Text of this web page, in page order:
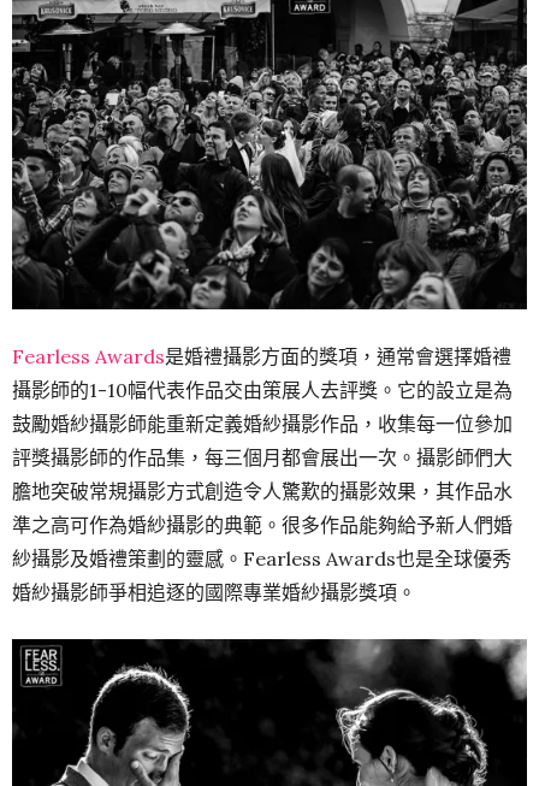
Fearless Awards是婚禮攝影方面的獎項，通常會選擇婚禮
攝影師的1-10幅代表作品交由策展人去評獎。它的設立是為
鼓勵婚紗攝影師能重新定義婚紗攝影作品，收集每一位參加
評獎攝影師的作品集，每三個月都會展出一次。攝影師們大
膽地突破常規攝影方式創造令人驚歎的攝影效果，其作品水
準之高可作為婚紗攝影的典範。很多作品能夠給予新人們婚
紗攝影及婚禮策劃的靈感。Fearless Awards也是全球優秀
婚紗攝影師爭相追逐的國際專業婚紗攝影獎項。